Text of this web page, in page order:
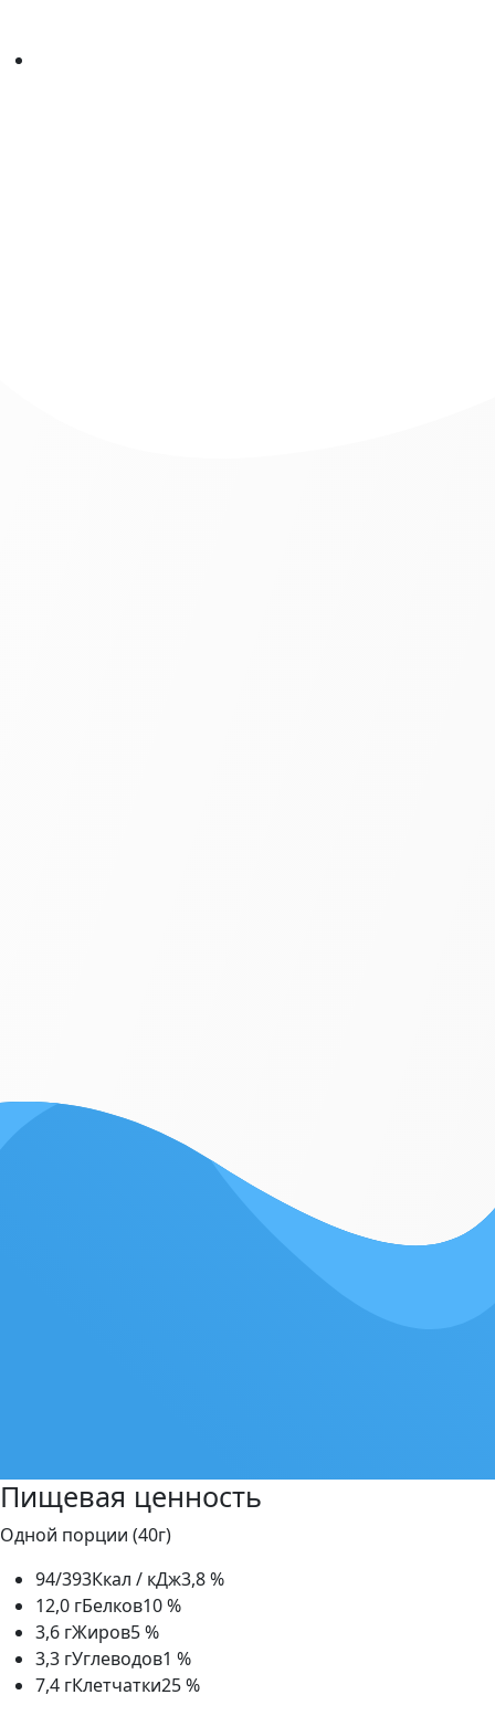
Пищевая ценность
Одной порции (40г)
94/393Ккал / кДж3,8 %
12,0 гБелков10 %
3,6 гЖиров5 %
3,3 гУглеводов1 %
7,4 гКлетчатки25 %